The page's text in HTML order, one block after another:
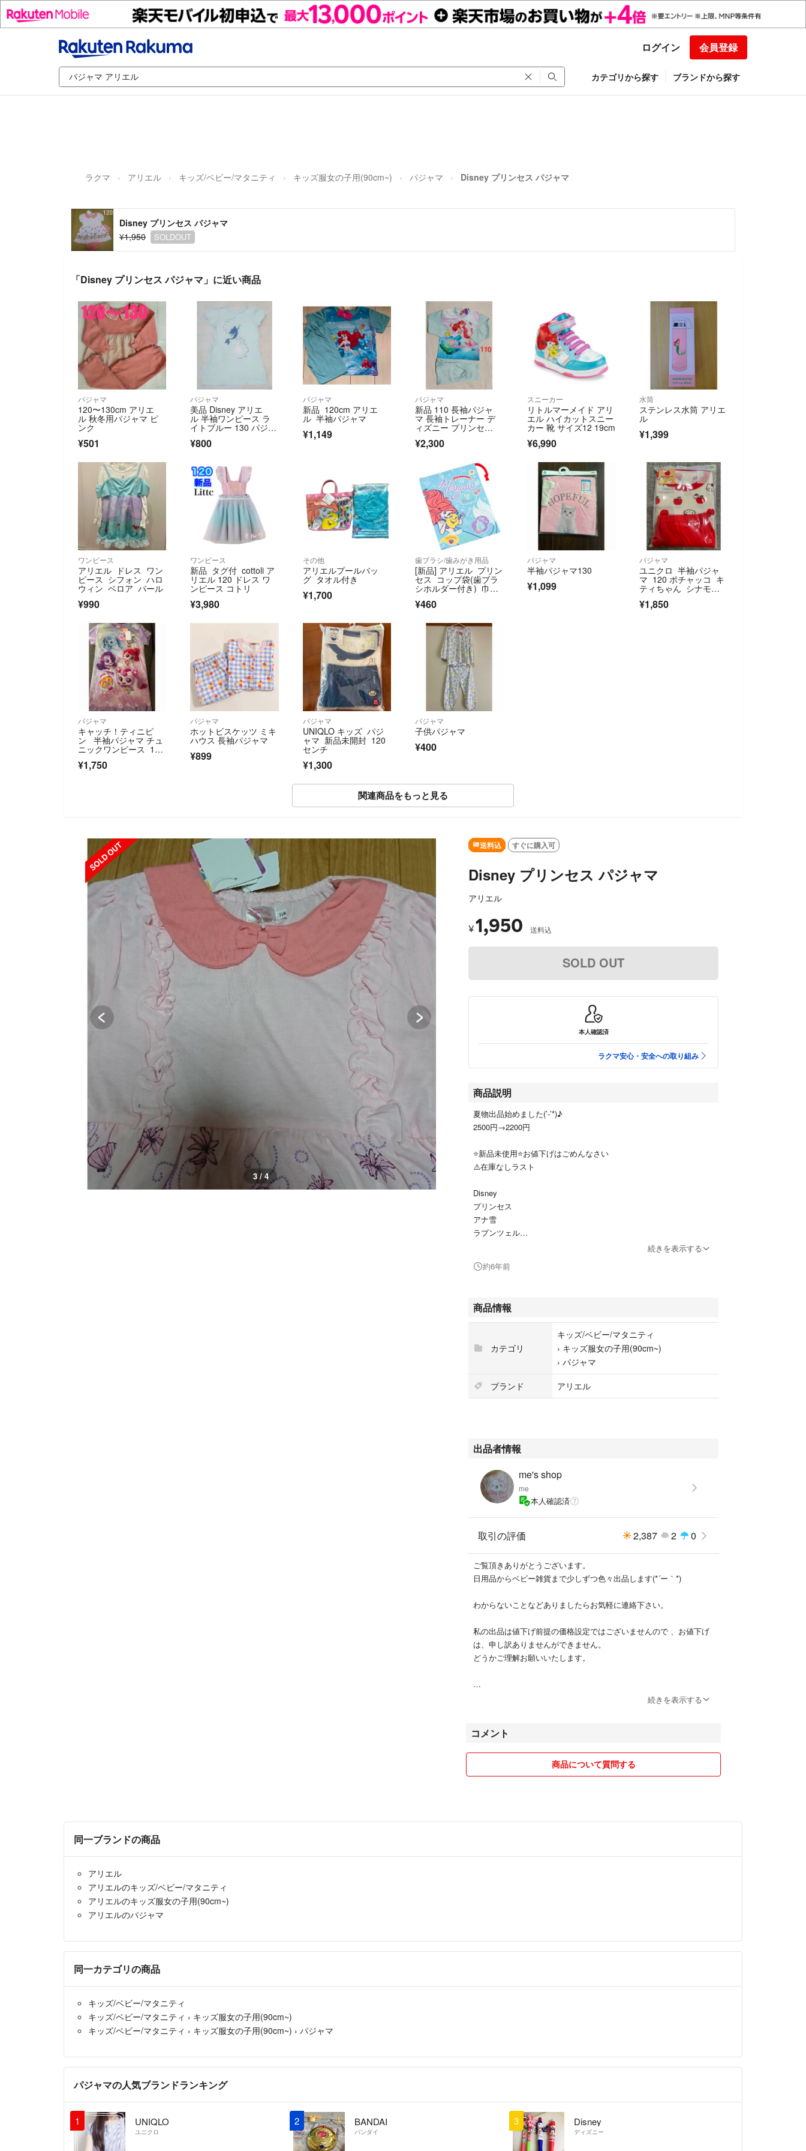
ログイン 会員登録
カテゴリから探す ブランドから探す
ラクマ アリエル キッズ/ベビー/マタニティ キッズ服女の子用(90cm~) パジャマ Disney プリンセス パジャマ
Disney プリンセス パジャマ
¥1,950
SOLDOUT
「Disney プリンセス パジャマ」に近い商品
パジャマ
120〜130cm アリエ
ル 秋冬用パジャマ ピ
ンク
¥501
パジャマ
美品 Disney アリエ
ル 半袖ワンピース ラ
イトブルー 130 パジャ
マ
¥800
パジャマ
新品 120cm アリエ
ル 半袖パジャマ
¥1,149
パジャマ
新品 110 長袖パジャ
マ 長袖トレーナー デ
ィズニー プリンセ
ス アリエル
¥2,300
スニーカー
リトルマーメイド アリ
エル ハイカットスニー
カー 靴 サイズ12 19cm
¥6,990
水筒
ステンレス水筒 アリエ
ル
¥1,399
ワンピース
アリエル ドレス ワン
ピース シフォン ハロ
ウィン ベロア パール
¥990
ワンピース
新品 タグ付 cottoli ア
リエル 120 ドレス ワ
ンピース コトリ
¥3,980
その他
アリエルプールバッ
グ タオル付き
¥1,700
歯ブラシ/歯みがき用品
[新品] アリエル プリン
セス コップ袋(歯ブラ
シホルダー付き) 巾着
¥460
パジャマ
半袖パジャマ130
¥1,099
パジャマ
ユニクロ 半袖パジャ
マ 120 ポチャッコ キ
ティちゃん シナモロ
ズ ユニクロパジャ
¥1,850
パジャマ
キャッチ！ティニピ
ン 半袖パジャマ チュ
ニックワンピース 120
¥1,750
パジャマ
ホットビスケッツ ミキ
ハウス 長袖パジャマ
¥899
パジャマ
UNIQLO キッズ パジ
ャマ 新品未開封 120
センチ
¥1,300
パジャマ
子供パジャマ
¥400
関連商品をもっと見る
SOLD OUT SOLD OUT
3 / 4
送料込 すぐに購入可
Disney プリンセス パジャマ
アリエル
¥1,950 送料込
SOLD OUT
本人確認済
ラクマ安心・安全への取り組み
商品説明
夏物出品始めました(’-’*)♪
2500円→2200円
⭐新品未使用⭐お値下げはごめんなさい
⚠️在庫なしラスト
Disney
プリンセス
アナ雪
ラプンツェル
トップス
サイズ120㎝
ディズニープリンセス、アナ雪のなりきり？、ひらひらで可愛い半
袖、6分丈パジャマです(*´ー｀*)とっても可愛いです⭐
夏物になります。これからの季節に…(^-^)
⚠️送料、手数料、圧縮袋込みの為、値下げ出来ません。
新品未使用ですが元々ある汚れの見落としや細かなほつれ、配送時の
シワなどはご了承下さい。
自宅保管の為、少しでも気になる方はご遠慮下さい。ご理解ある方の
みお願いいたします。
プリンセスパジャマ
続きを表示する
約6年前
商品情報
カテゴリ
キッズ/ベビー/マタニティ
› キッズ服女の子用(90cm~)
› パジャマ
ブランド
アリエル
出品者情報
me's shop
me
本人確認済
取引の評価 2,387 2 0
ご覧頂きありがとうございます。
日用品からベビー雑貨まで少しずつ色々出品します(*´ー｀*)
わからないことなどありましたらお気軽に連絡下さい。
私の出品は値下げ前提の価格設定ではございませんので 、お値下げ
は、申し訳ありませんができません。
どうかご理解お願いいたします。
お互い気持ちのいい取り引きができるようご協力よろしくお願いいた
続きを表示する
コメント
商品について質問する
同一ブランドの商品
アリエル
アリエルのキッズ/ベビー/マタニティ
アリエルのキッズ服女の子用(90cm~)
アリエルのパジャマ
同一カテゴリの商品
キッズ/ベビー/マタニティ
キッズ/ベビー/マタニティ › キッズ服女の子用(90cm~)
キッズ/ベビー/マタニティ › キッズ服女の子用(90cm~) › パジャマ
パジャマの人気ブランドランキング
1 UNIQLO
ユニクロ
2 BANDAI
バンダイ
3 Disney
ディズニー